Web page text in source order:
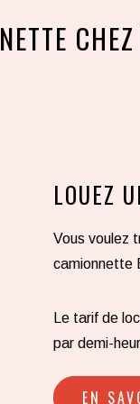
LOUEZ
Vous voulez
camionnette
Le tarif de
par demi-
EN